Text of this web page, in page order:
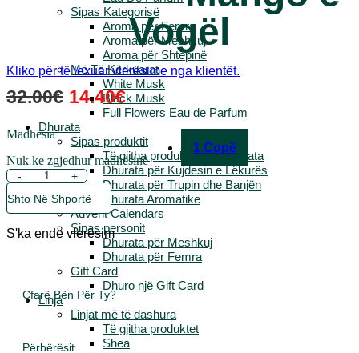
Sipas Kategorisë
Aroma për Femra
Aroma për Meshkuj
Aroma për Shtëpinë
Më Të Kërkuarat
White Musk
Black Musk
Full Flowers Eau de Parfum
Dhurata
Sipas produktit
Të gjitha produktet për Dhurata
Dhurata për Kujdesin e Lëkurës
Dhurata për Trupin dhe Banjën
Dhurata Aromatike
Advent Calendars
Sipas personit
Dhurata për Meshkuj
Dhurata për Femra
Gift Card
Dhuro një Gift Card
Linja
Linjat më të dashura
Të gjitha produktet
Shea
Vogël
Kliko për të lexuar vlerësime nga klientët.
32.00€ Çmimi
Origjinal
Qe:
32.00€.
14.40€Çmimi
I
Tanishëm
Është:
14.40€.
Madhësia
Nuk ke zgjedhur madhësinë
1 Copë
-
Sasi
G3
Set
e
+
Shto Në Shportë
S'ka ende vlerësim
Çfarë Bën Për Ty?
Përbërësit